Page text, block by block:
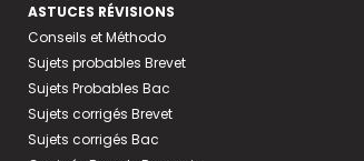
ASTUCES RÉVISIONS
Conseils et Méthodo
Sujets probables Brevet
Sujets Probables Bac
Sujets corrigés Brevet
Sujets corrigés Bac